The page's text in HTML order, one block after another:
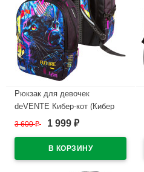
Рюкзак для девочек
deVENTE Кибер-кот (Кибер
(Cyber) Cat) 39x30x17 см
3 600₽ 1 999 ₽